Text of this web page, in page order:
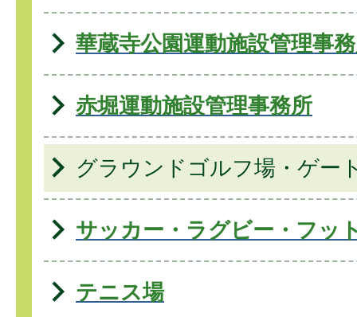
華蔵寺公園運動施設管理事
赤堀運動施設管理事務所
グラウンドゴルフ場・ゲー
サッカー・ラグビー・フッ
テニス場